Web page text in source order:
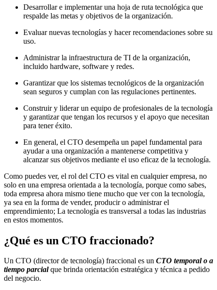
Desarrollar e implementar una hoja de ruta tecnológica que
respalde las metas y objetivos de la organización.
Evaluar nuevas tecnologías y hacer recomendaciones sobre su
uso.
Administrar la infraestructura de TI de la organización,
incluido hardware, software y redes.
Garantizar que los sistemas tecnológicos de la organización
sean seguros y cumplan con las regulaciones pertinentes.
Construir y liderar un equipo de profesionales de la tecnología
y garantizar que tengan los recursos y el apoyo que necesitan
para tener éxito.
En general, el CTO desempeña un papel fundamental para
ayudar a una organización a mantenerse competitiva y
alcanzar sus objetivos mediante el uso eficaz de la tecnología.
Como puedes ver, el rol del CTO es vital en cualquier empresa, no
solo en una empresa orientada a la tecnología, porque como sabes,
toda empresa ahora mismo tiene mucho que ver con la tecnología,
ya sea en la forma de vender, producir o administrar el
emprendimiento; La tecnología es transversal a todas las industrias
en estos momentos.
¿Qué es un CTO fraccionado?
Un CTO (director de tecnología) fraccional es un CTO temporal o a
tiempo parcialque brinda orientación estratégica y técnica a pedido
del negocio.